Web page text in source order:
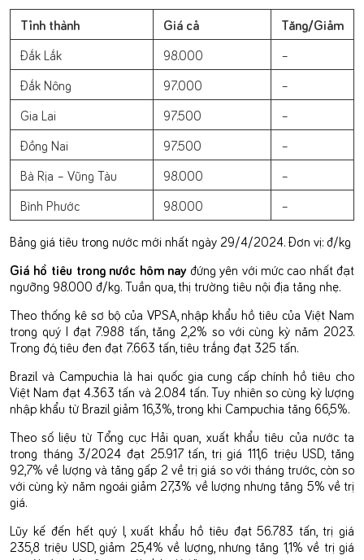
Tỉnh thành Giá cả
Tăng/Giảm
Đắk Lắk
98.000
–
Đắk Nông
97.000
–
Gia Lai
97.500
–
Đồng Nai
97.500
–
Bà Rịa – Vũng Tàu
98.000
–
Bình Phước
98.000 –
Bảng giá tiêu trong nước mới nhất ngày 29/4/2024. Đơn vị: đ/kg
Giá hồ tiêu trong nước hôm nayđứng yên với mức cao nhất đạt
ngưỡng 98.000 đ/kg. Tuần qua, thị trường tiêu nội địa tăng nhẹ.
Theo thống kê sơ bộ của VPSA, nhập khẩu hồ tiêu của Việt Nam
trong quý I đạt 7.988 tấn, tăng 2,2% so với cùng kỳ năm 2023.
Trong đó, tiêu đen đạt 7.663 tấn, tiêu trắng đạt 325 tấn.
Brazil và Campuchia là hai quốc gia cung cấp chính hồ tiêu cho
Việt Nam đạt 4.363 tấn và 2.084 tấn. Tuy nhiên so cùng kỳ lượng
nhập khẩu từ Brazil giảm 16,3%, trong khi Campuchia tăng 66,5%.
Theo số liệu từ Tổng cục Hải quan, xuất khẩu tiêu của nước ta
trong tháng 3/2024 đạt 25.917 tấn, trị giá 111,6 triệu USD, tăng
92,7% về lượng và tăng gấp 2 về trị giá so với tháng trước, còn so
với cùng kỳ năm ngoái giảm 27,3% về lượng nhưng tăng 5% về trị
giá.
Lũy kế đến hết quý I, xuất khẩu hồ tiêu đạt 56.783 tấn, trị giá
235,8 triệu USD, giảm 25,4% về lượng, nhưng tăng 1,1% về trị giá